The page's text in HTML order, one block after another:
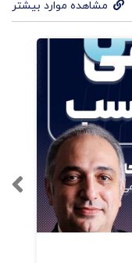
مشاهده موارد بیشتر